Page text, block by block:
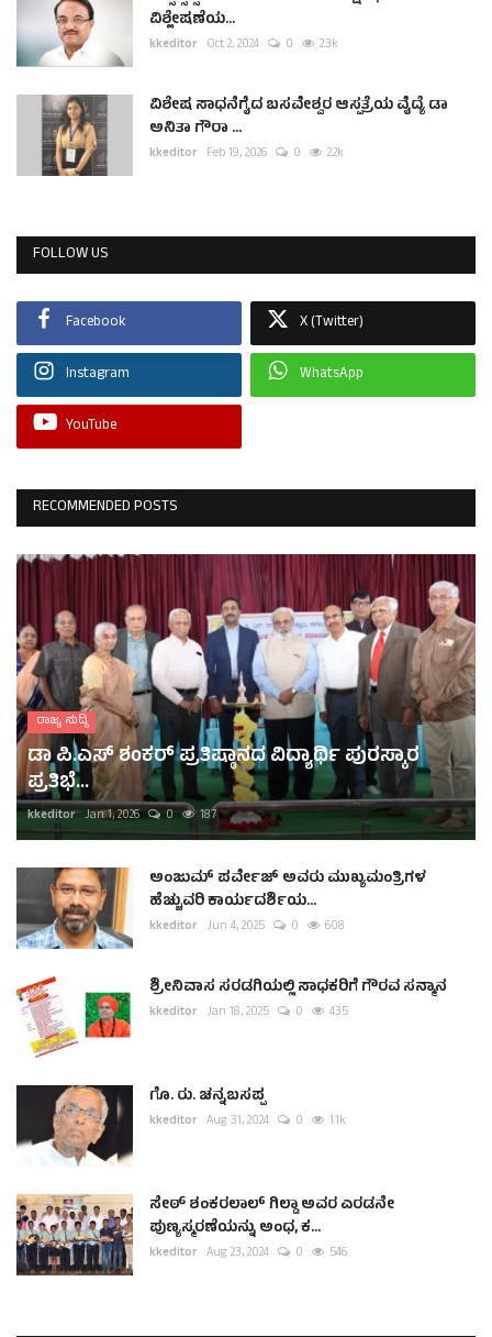
ವಿಶ್ಲೇಷಣೆಯ...
kkeditor Oct 2, 2024 0 2.3k
ವಿಶೇಷ ಸಾಧನೆಗೈದ ಬಸವೇಶ್ವರ ಆಸ್ಪತ್ರೆಯ ವೈದ್ಯೆ ಡಾ
ಅನಿತಾ ಗೌರಾ ...
kkeditor Feb 19, 2026 0 2.2k
FOLLOW US
Facebook X (Twitter)
Instagram WhatsApp
YouTube
RECOMMENDED POSTS
ರಾಜ್ಯ ಸುದ್ದಿ
ಡಾ ಪಿ.ಎಸ್ ಶಂಕರ್ ಪ್ರತಿಷ್ಠಾನದ ವಿದ್ಯಾರ್ಥಿ ಪುರಸ್ಕಾರ
ಪ್ರತಿಭೆ...
kkeditor Jan 1, 2026 0 187
ಅಂಜುಮ್ ಪರ್ವೇಜ್ ಅವರು ಮುಖ್ಯಮಂತ್ರಿಗಳ
ಹೆಚ್ಚುವರಿ ಕಾರ್ಯದರ್ಶಿಯ...
kkeditor Jun 4, 2025 0 608
ಶ್ರೀನಿವಾಸ ಸರಡಗಿಯಲ್ಲಿ ಸಾಧಕರಿಗೆ ಗೌರವ ಸನ್ಮಾನ
kkeditor Jan 18, 2025 0 435
ಗೊ. ರು. ಚನ್ನಬಸಪ್ಪ
kkeditor Aug 31, 2024 0 1.1k
ಸೇಠ್ ಶಂಕರಲಾಲ್ ಗಿಲ್ಡಾ ಅವರ ಎರಡನೇ
ಪುಣ್ಯಸ್ಮರಣೆಯನ್ನು ಅಂಧ, ಕ...
kkeditor Aug 23, 2024 0 546